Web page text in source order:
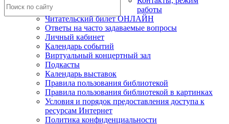
работы
Читательский билет ОНЛАЙН
Ответы на часто задаваемые вопросы
Личный кабинет
Календарь событий
Виртуальный концертный зал
Подкасты
Календарь выставок
Правила пользования библиотекой
Правила пользования библиотекой в картинках
Условия и порядок предоставления доступа к
ресурсам Интернет
Политика конфиденциальности